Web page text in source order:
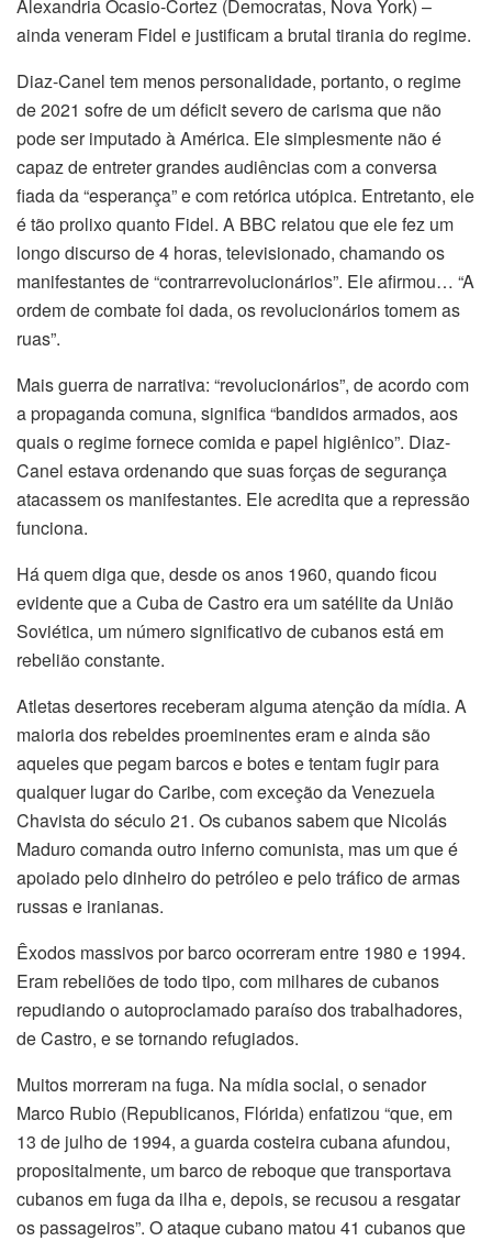
Alexandria Ocasio-Cortez (Democratas, Nova York) –
ainda veneram Fidel e justificam a brutal tirania do regime.
Diaz-Canel tem menos personalidade, portanto, o regime
de 2021 sofre de um déficit severo de carisma que não
pode ser imputado à América. Ele simplesmente não é
capaz de entreter grandes audiências com a conversa
fiada da “esperança” e com retórica utópica. Entretanto, ele
é tão prolixo quanto Fidel. A BBC relatou que ele fez um
longo discurso de 4 horas, televisionado, chamando os
manifestantes de “contrarrevolucionários”. Ele afirmou… “A
ordem de combate foi dada, os revolucionários tomem as
ruas”.
Mais guerra de narrativa: “revolucionários”, de acordo com
a propaganda comuna, significa “bandidos armados, aos
quais o regime fornece comida e papel higiênico”. Diaz-
Canel estava ordenando que suas forças de segurança
atacassem os manifestantes. Ele acredita que a repressão
funciona.
Há quem diga que, desde os anos 1960, quando ficou
evidente que a Cuba de Castro era um satélite da União
Soviética, um número significativo de cubanos está em
rebelião constante.
Atletas desertores receberam alguma atenção da mídia. A
maioria dos rebeldes proeminentes eram e ainda são
aqueles que pegam barcos e botes e tentam fugir para
qualquer lugar do Caribe, com exceção da Venezuela
Chavista do século 21. Os cubanos sabem que Nicolás
Maduro comanda outro inferno comunista, mas um que é
apoiado pelo dinheiro do petróleo e pelo tráfico de armas
russas e iranianas.
Êxodos massivos por barco ocorreram entre 1980 e 1994.
Eram rebeliões de todo tipo, com milhares de cubanos
repudiando o autoproclamado paraíso dos trabalhadores,
de Castro, e se tornando refugiados.
Muitos morreram na fuga. Na mídia social, o senador
Marco Rubio (Republicanos, Flórida) enfatizou “que, em
13 de julho de 1994, a guarda costeira cubana afundou,
propositalmente, um barco de reboque que transportava
cubanos em fuga da ilha e, depois, se recusou a resgatar
os passageiros”. O ataque cubano matou 41 cubanos que